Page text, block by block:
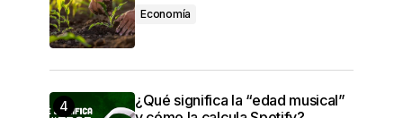
Economía
¿Qué significa la “edad musical”